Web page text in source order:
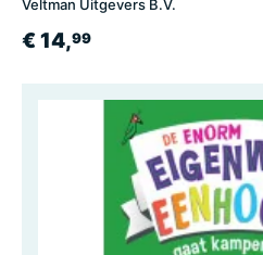
Veltman Uitgevers B.V.
€ 14,99